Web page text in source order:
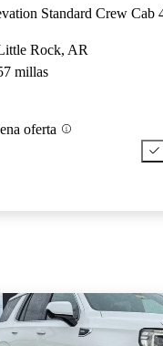
Standard Crew Cab
Rock, AR
millas
oferta